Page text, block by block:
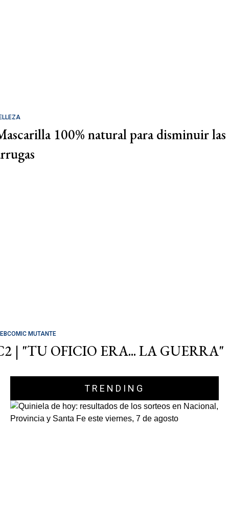
100% natural para disminuir las
MUTANTE
| "TU OFICIO ERA... LA GUERRA"
TRENDING